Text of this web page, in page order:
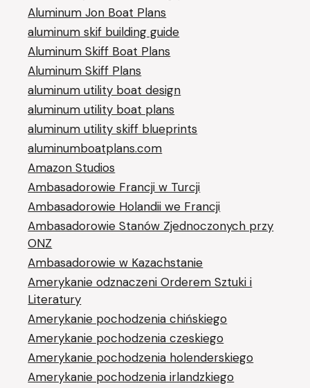
Aluminum Jon Boat Plans
aluminum skif building guide
Aluminum Skiff Boat Plans
Aluminum Skiff Plans
aluminum utility boat design
aluminum utility boat plans
aluminum utility skiff blueprints
aluminumboatplans.com
Amazon Studios
Ambasadorowie Francji w Turcji
Ambasadorowie Holandii we Francji
Ambasadorowie Stanów Zjednoczonych przy
ONZ
Ambasadorowie w Kazachstanie
Amerykanie odznaczeni Orderem Sztuki i
Literatury
Amerykanie pochodzenia chińskiego
Amerykanie pochodzenia czeskiego
Amerykanie pochodzenia holenderskiego
Amerykanie pochodzenia irlandzkiego